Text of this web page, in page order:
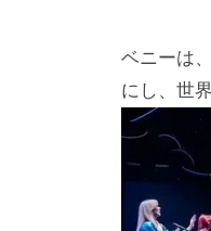
ベニーは
にし、世